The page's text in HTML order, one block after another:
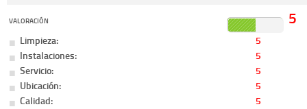
VALORACIÓN 5
Limpieza:
5
Instalaciones:
5
Servicio:
5
Ubicación:
5
Calidad:
5